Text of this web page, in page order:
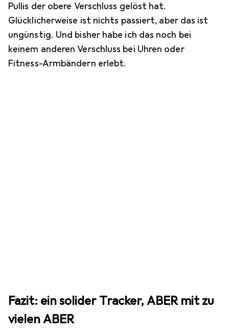
Pullis der obere Verschluss gelöst hat.
Glücklicherweise ist nichts passiert, aber das ist
ungünstig. Und bisher habe ich das noch bei
keinem anderen Verschluss bei Uhren oder
Fitness-Armbändern erlebt.
Fazit: ein solider Tracker, ABER mit zu
vielen ABER